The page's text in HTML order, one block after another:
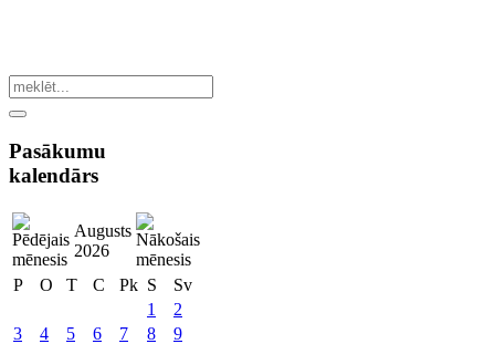
Pasākumu
kalendārs
Augusts
2026
P
O T C Pk S
Sv
1
2
3
4 5 6 7 8
9